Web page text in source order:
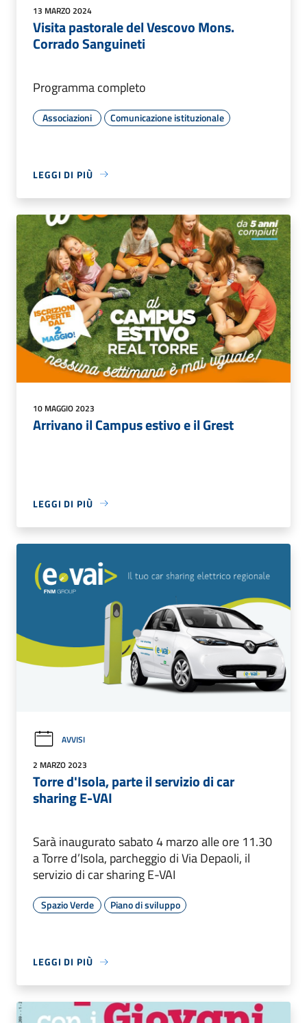
13 MARZO 2024
Visita pastorale del Vescovo Mons.
Corrado Sanguineti
Programma completo
Associazioni Comunicazione istituzionale
LEGGI DI PIÙ
10 MAGGIO 2023
Arrivano il Campus estivo e il Grest
LEGGI DI PIÙ
AVVISI
2 MARZO 2023
Torre d'Isola, parte il servizio di car
sharing E-VAI
Sarà inaugurato sabato 4 marzo alle ore 11.30
a Torre d’Isola, parcheggio di Via Depaoli, il
servizio di car sharing E-VAI
Spazio Verde Piano di sviluppo
LEGGI DI PIÙ